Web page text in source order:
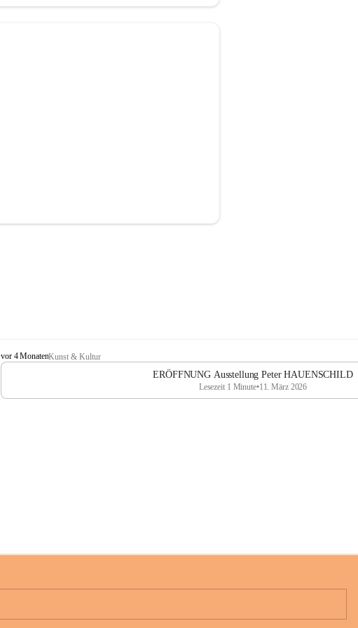
G
a
e
vor 4 MonatenKunst & Kultur
ERÖFFNUNG Ausstellung Peter HAUENSCHILD
Lesezeit 1 Minute•11. März 2026